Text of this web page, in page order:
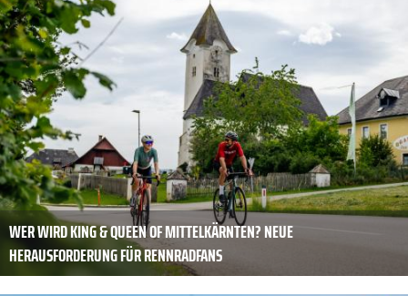
WER WIRD KING & QUEEN OF MITTELKÄRNTEN? NEUE
HERAUSFORDERUNG FÜR RENNRADFANS